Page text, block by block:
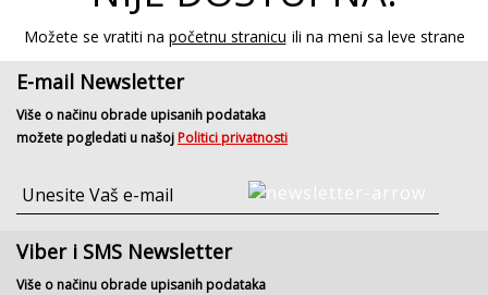
Možete se vratiti na početnu stranicu ili na meni sa leve strane
E-mail Newsletter
Više o načinu obrade upisanih podataka
možete pogledati u našoj Politici privatnosti
Viber i SMS Newsletter
Više o načinu obrade upisanih podataka